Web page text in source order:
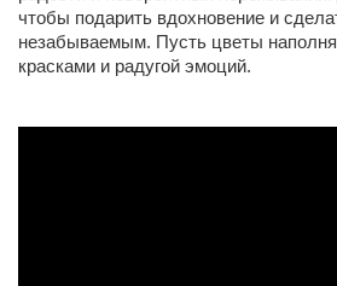
чтобы подарить вдохновение и
незабываемым. Пусть цветы
красками и радугой эмоций.